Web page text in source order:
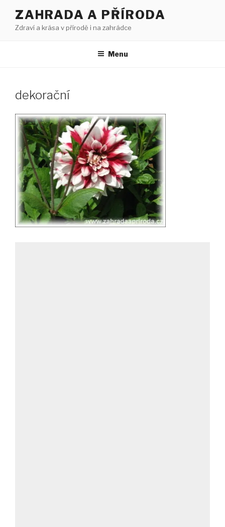
obsahu
ZAHRADA A PŘÍRODA
Zdraví a krása v přírodě i na zahrádce
Menu
dekorační